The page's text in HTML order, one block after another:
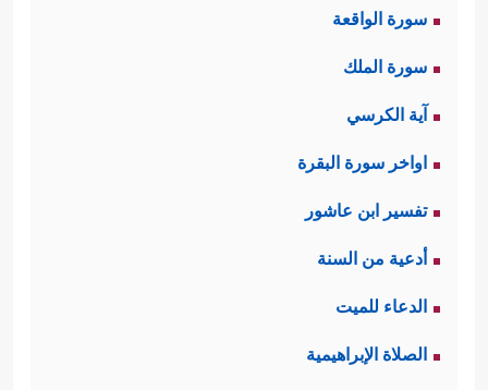
بمستوى عالٍ من الورع؛ بحيث لا يمكن
معه أن تُدخِل في جوفها شيئًا من
الحرام؛ ولذلك كافأها الله تعالى بقوله:
﴿فَتَقَبَّلَهَا رَبُّهَا بِقَبُولٍ حَسَنࣲ وَأَنۢبَتَهَا نَبَاتًا حَسَنࣰا﴾
وفي الإنبات الحسن من معاني الرعاية
سورة الواقعة
سورة الملك
آية الكرسي
اواخر سورة البقرة
تفسير ابن عاشور
أدعية من السنة
الدعاء للميت
الصلاة الإبراهيمية